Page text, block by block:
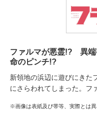
ファルマが悪霊!? 異端
命のピンチ!?
新領地の浜辺に遊びにきた
にさらわれてしまった。フ
※画像は表紙及び帯等、実際とは異